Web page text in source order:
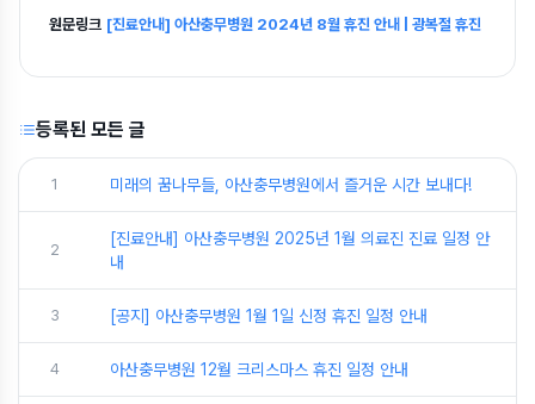
원문링크 [진료안내] 아산충무병원 2024년 8월 휴진 안내 | 광복절 휴진
등록된 모든 글
1 미래의 꿈나무들, 아산충무병원에서 즐거운 시간 보내다!
2
[진료안내] 아산충무병원 2025년 1월 의료진 진료 일정 안
내
3 [공지] 아산충무병원 1월 1일 신정 휴진 일정 안내
4 아산충무병원 12월 크리스마스 휴진 일정 안내